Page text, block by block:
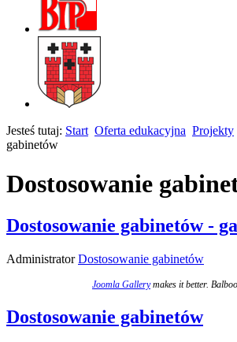
Jesteś tutaj: Start Oferta edukacyjna Projekty
gabinetów
Dostosowanie
Dostosowanie gabinetów -
Administrator Dostosowanie gabinetów
Joomla Gallerymakes it better.
Dostosowanie gabinetów